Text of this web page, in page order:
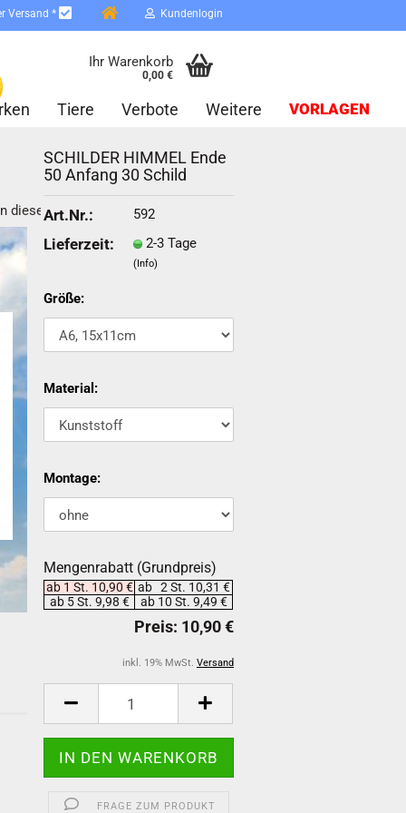
Versand * Kundenlogin
vergessen?
Schnelle Anmeldung mit
Ihr Warenkorb
0,00 €
Tiere Verbote VORLAGEN
Weitere
dieser Kategorie
SCHILDER HIMMEL Ende
50 Anfang 30 Schild
Art.Nr.: 592
Lieferzeit: 2-3 Tage
(Info)
Größe:
Material:
Montage:
Mengenrabatt (Grundpreis)
ab 1 St. 10,90 € ab 2 St. 10,31 €
ab 5 St. 9,98 €
ab 10 St. 9,49 €
inkl. 19% MwSt. Versand
FRAGE ZUM PRODUKT